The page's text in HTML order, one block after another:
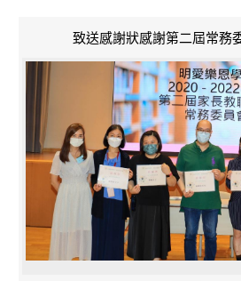
致送感謝狀感謝第二屆常務